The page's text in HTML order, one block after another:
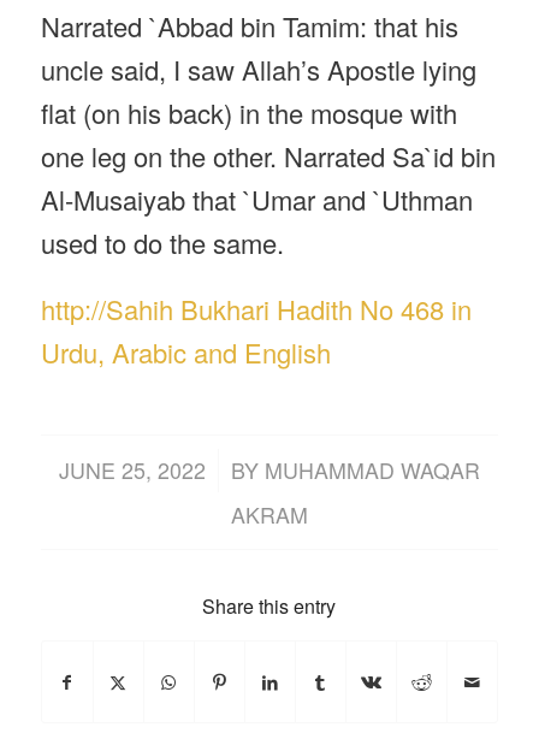
Narrated `Abbad bin Tamim: that his
uncle said, I saw Allah’s Apostle lying
flat (on his back) in the mosque with
one leg on the other. Narrated Sa`id bin
Al-Musaiyab that `Umar and `Uthman
used to do the same.
http://Sahih Bukhari Hadith No 468 in
Urdu, Arabic and English
JUNE 25, 2022
/ BY MUHAMMAD WAQAR
AKRAM
Share this entry